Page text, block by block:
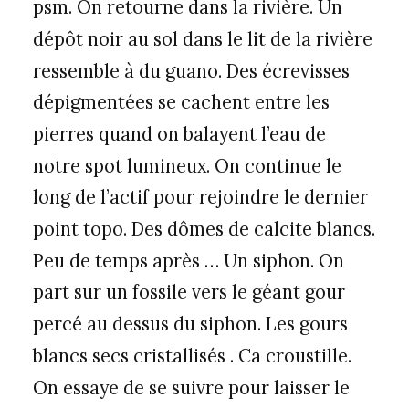
psm. On retourne dans la rivière. Un
dépôt noir au sol dans le lit de la rivière
ressemble à du guano. Des écrevisses
dépigmentées se cachent entre les
pierres quand on balayent l’eau de
notre spot lumineux. On continue le
long de l’actif pour rejoindre le dernier
point topo. Des dômes de calcite blancs.
Peu de temps après … Un siphon. On
part sur un fossile vers le géant gour
percé au dessus du siphon. Les gours
blancs secs cristallisés . Ca croustille.
On essaye de se suivre pour laisser le